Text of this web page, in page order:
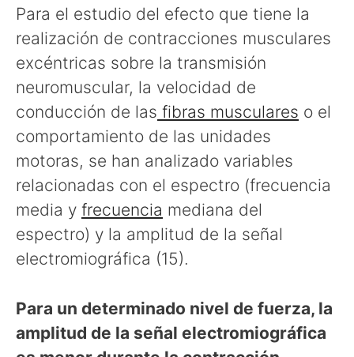
Para el estudio del efecto que tiene la
realización de contracciones musculares
excéntricas sobre la transmisión
neuromuscular, la velocidad de
conducción de las fibras musculares o el
comportamiento de las unidades
motoras, se han analizado variables
relacionadas con el espectro (frecuencia
media y frecuencia mediana del
espectro) y la amplitud de la señal
electromiográfica (15).
Para un determinado nivel de fuerza, la
amplitud de la señal electromiográfica